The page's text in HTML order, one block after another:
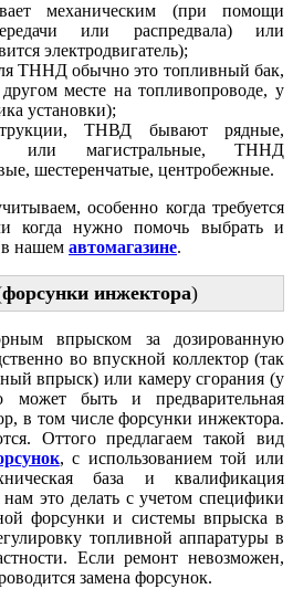
механическим (при помощи
или распредвала) или
электродвигатель);
ТННД обычно это топливный бак,
месте на топливопроводе, у
установки);
ТНВД бывают рядные,
или магистральные, ТННД
шестеренчатые, центробежные.
особенно когда требуется
когда нужно помочь выбрать и
в нашем автомагазине.
форсунки инжектора)
впрыском за дозированную
во впускной коллектор (так
впрыск) или камеру сгорания (у
может быть и предварительная
в том числе форсунки инжектора.
Оттого предлагаем такой вид
, с использованием той или
база и квалификация
это делать с учетом специфики
форсунки и системы впрыска в
топливной аппаратуры в
Если ремонт невозможен,
замена форсунок.